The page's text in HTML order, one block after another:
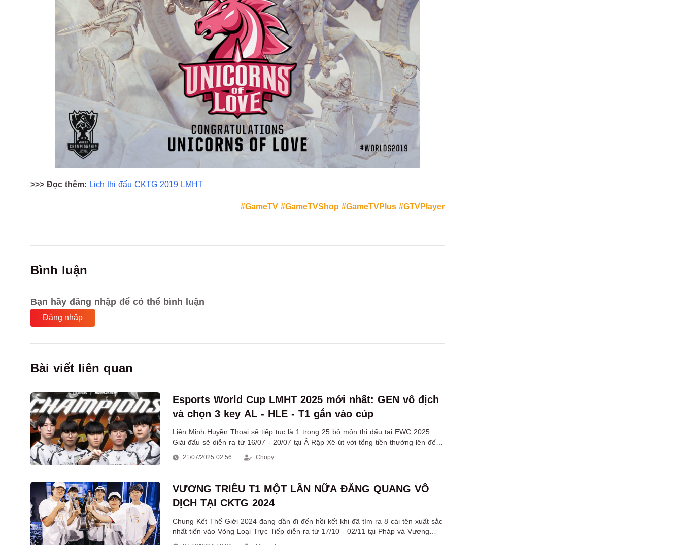
>>> Đọc thêm: Lịch thi đấu CKTG 2019 LMHT
#GameTV #GameTVShop #GameTVPlus #GTVPlayer
Bình luận
Bạn hãy đăng nhập để có thể bình luận
Đăng nhập
Bài viết liên quan
Esports World Cup LMHT 2025 mới nhất: GEN vô địch
và chọn 3 key AL - HLE - T1 gắn vào cúp
Liên Minh Huyền Thoại sẽ tiếp tục là 1 trong 25 bộ môn thi đấu tại EWC 2025.
Giải đấu sẽ diễn ra từ 16/07 - 20/07 tại Ả Rập Xê-út với tổng tiền thưởng lên đến
21/07/2025 02:56 Chopy
VƯƠNG TRIỀU T1 MỘT LẦN NỮA ĐĂNG QUANG VÔ
DỊCH TẠI CKTG 2024
Chung Kết Thế Giới 2024 đang dần đi đến hồi kết khi đã tìm ra 8 cái tên xuất sắc
nhất tiến vào Vòng Loại Trực Tiếp diễn ra từ 17/10 - 02/11 tại Pháp và Vương